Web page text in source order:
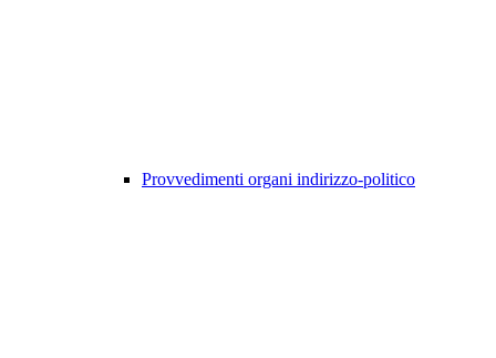
Provvedimenti organi indirizzo-politico